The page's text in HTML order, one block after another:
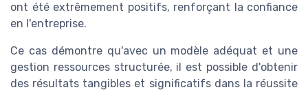
ont été extrêmement positifs, renforçant la confiance
en l'entreprise.
Ce cas démontre qu'avec un modèle adéquat et une
gestion ressources structurée, il est possible d'obtenir
des résultats tangibles et significatifs dans la réussite